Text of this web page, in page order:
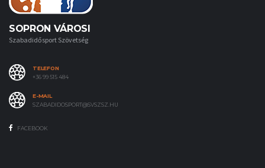
SOPRON VÁROSI
Szabadidősport Szövetség
TELEFON
+36 99 515 484
E-MAIL
SZABADIDOSPORT@SVSZSZ.HU
FACEBOOK